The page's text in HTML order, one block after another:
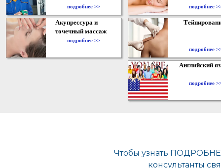
подробнее >> подробнее
Акупрессура и
точечный массаж
подробнее >>
подробнее
Английский
подробнее